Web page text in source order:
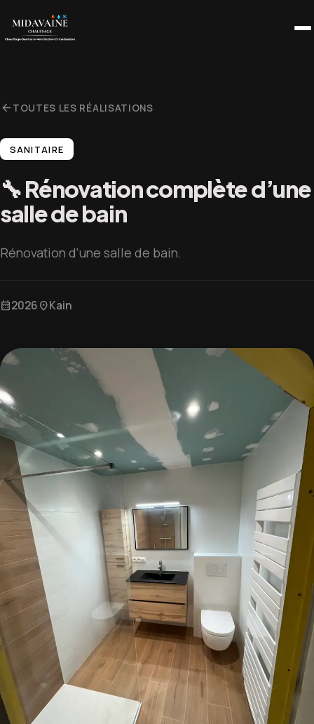
contenu
arrow_back TOUTES LES RÉALISATIONS
SANITAIRE
🔧 Rénovation complète d’une
salle de bain
Rénovation d'une salle de bain.
calendar_month2026 location_onKain